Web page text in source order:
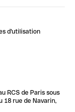
d'utilisation
RCS de Paris sous
18 rue de Navarin,